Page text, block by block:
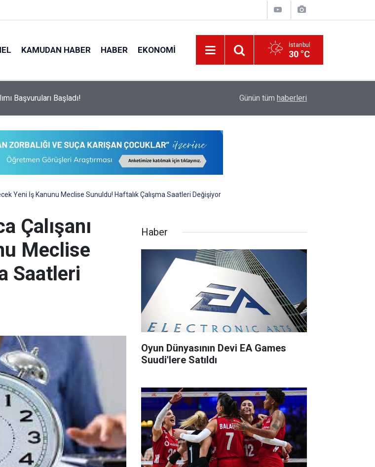
KAMUDAN HABER HABER EKONOMI İstanbul
30 °C
Polis Alımı Yapılacak! Erciyes Üniversitesi KPSS Puanıyla 204 Adet
Günün tüm haberleri
Yeni İş Kanunu Meclise Sunuldu! Haftalık Çalışma Saatleri Değişiyor
Çalışanı
Meclise
Saatleri
Haber
Oyun Dünyasının Devi EA Games
Suudi'lere Satıldı